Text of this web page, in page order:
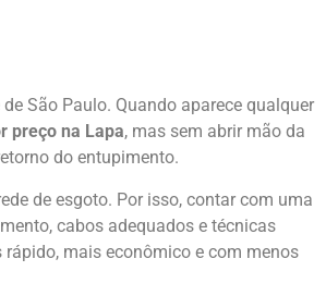
São Paulo. Quando aparece qualquer
preço na Lapa, mas sem abrir mão da
do entupimento.
de esgoto. Por isso, contar com uma
cabos adequados e técnicas
rápido, mais econômico e com menos